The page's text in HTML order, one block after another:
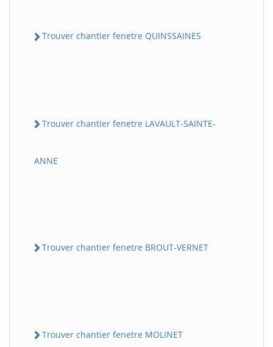
Trouver chantier fenetre QUINSSAINES
Trouver chantier fenetre LAVAULT-SAINTE-
ANNE
Trouver chantier fenetre BROUT-VERNET
Trouver chantier fenetre MOLINET